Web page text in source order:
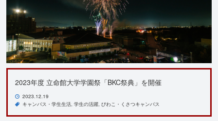
2023年度 立命館大学学園祭「BKC祭典」を開催
2023.12.19
キャンパス・学生生活 学生の活躍 びわこ・くさつキャンパス